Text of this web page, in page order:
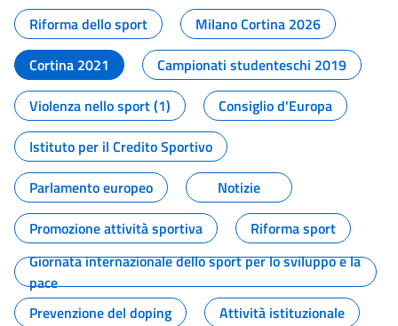
Riforma dello sport
Milano Cortina 2026
Cortina 2021
Campionati studenteschi 2019
Violenza nello sport (1)
Consiglio d'Europa
Istituto per il Credito Sportivo
Parlamento europeo
Notizie
Promozione attività sportiva
Riforma sport
Giornata internazionale dello sport per lo sviluppo e la
pace
Prevenzione del doping
Attività istituzionale